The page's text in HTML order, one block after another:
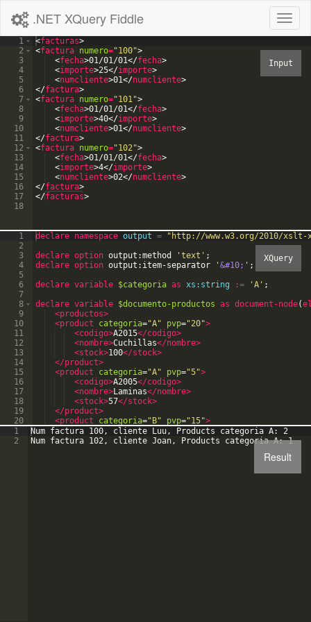
.NET XQuery Fiddle
1
2
3
4
5
6
7
8
9
10
11
12
13
14
15
16
17
18
<facturas>
<factura numero="100">
<fecha>01/01/01</fecha>
<importe>25</importe>
<numcliente>01</numcliente>
</factura>
<factura numero="101">
<fecha>01/01/01</fecha>
<importe>40</importe>
<numcliente>01</numcliente>
</factura>
<factura numero="102">
<fecha>01/01/01</fecha>
<importe>4</importe>
<numcliente>02</numcliente>
</factura>
</facturas>
1
2
3
4
5
6
7
8
9
10
11
12
13
14
15
16
17
18
19
20
21
declare namespace output = " http://www.w3.org/2010/
declare option output:method ' text ' ;
declare option output:item-separator ' &#10; ' ;
declare variable $categoria as xs:string := ' A ' ;
declare variable $documento-productos as document-node(
<productos>
<product
categoria="A" pvp="20">
<codigo>A2015</codigo>
<nombre>Cuchillas</nombre>
<stock>100</stock>
</product>
<product
categoria="A" pvp="5">
<codigo>A2005</codigo>
<nombre>Laminas</nombre>
<stock>57</stock>
</product>
<product
categoria=" B" pvp="15">
<codigo
B1501</codigo>
1
2
Num factura 100, cliente Luu, Products categoria A: 2
Num factura 102, cliente Joan, Products categoria A: 1
Result